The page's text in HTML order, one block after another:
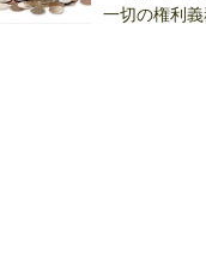
一切の権利